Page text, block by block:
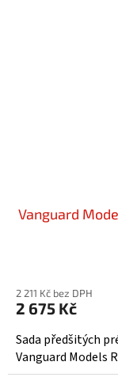
Vanguard
2 211 Kč bez DPH
2 675 Kč
Sada předšitých
Vanguard Models